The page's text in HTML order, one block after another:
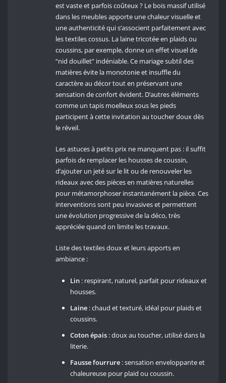
est vaste et parfois coûteux ? Le bois massif utilisé
dans les meubles apporte une chaleur visuelle et
une authenticité qui s’associent parfaitement avec
les textiles cossus. La laine tricotée en plaids ou
coussins, par exemple, donne un effet visuel de
“nid douillet” indéniable. Ce mariage subtil des
matières évite la monotonie et insuffle du
caractère au décor tout en préservant une
sensation de confort évident. D’autres éléments
comme un tapis moelleux sous les pieds
participent à cette invitation au toucher doux dès
le réveil.
Les astuces à petits prix ne manquent pas : il suffit
parfois de remplacer les housses de coussin,
d’ajouter un jeté sur le lit ou de renouveler les
rideaux avec des pièces en matières naturelles
pour métamorphoser instantanément la pièce. Ces
interventions sont peu invasives et permettent
une évolution progressive de la déco, très
appréciée quand on limite les travaux.
Liste des textiles doux et leurs apports en
ambiance :
Lin : respirant, naturel, parfait pour rideaux et
housses.
Laine : chaud et texturé, idéal pour plaids et
coussins.
Coton épais : doux au toucher, utilisé dans la
literie.
Fausse fourrure : sensation enveloppante et
chaleureuse pour plaid ou coussin.